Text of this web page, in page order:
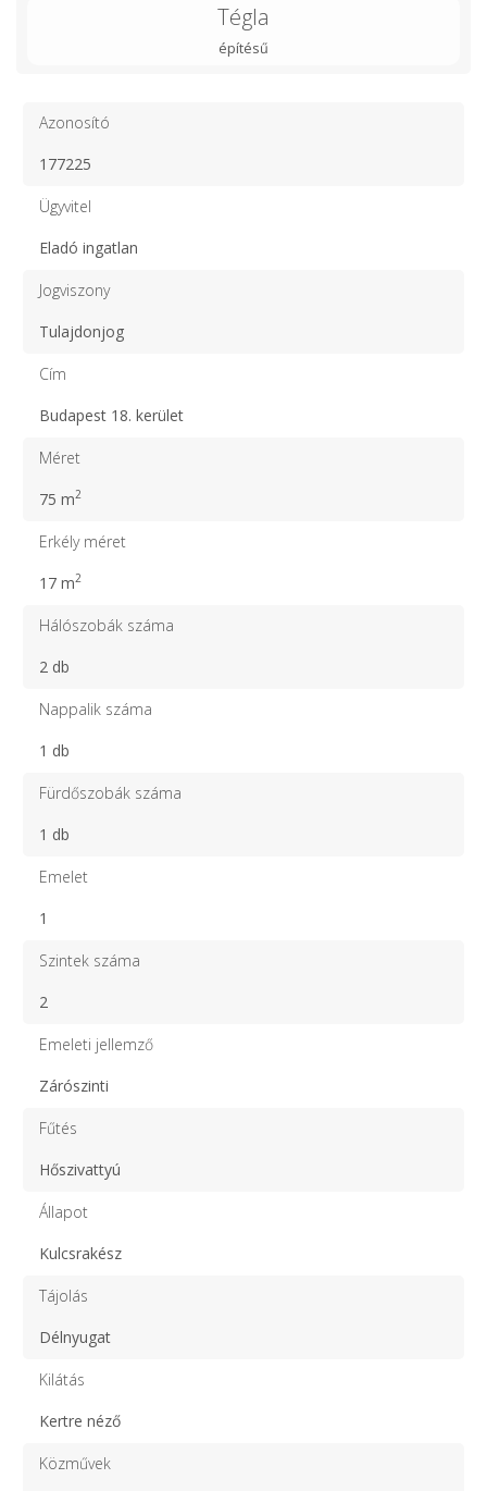
Tégla
építésű
Azonosító
177225
Ügyvitel
Eladó ingatlan
Jogviszony
Tulajdonjog
Cím
Budapest 18. kerület
Méret
75 m2
Erkély méret
17 m2
Hálószobák száma
2 db
Nappalik száma
1 db
Fürdőszobák száma
1 db
Emelet
1
Szintek száma
2
Emeleti jellemző
Zárószinti
Fűtés
Hőszivattyú
Állapot
Kulcsrakész
Tájolás
Délnyugat
Kilátás
Kertre néző
Közművek